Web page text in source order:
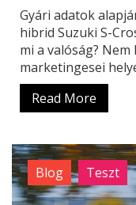
Gyári adatok
hibrid Suzuki S-
mi a valóság?
marketingesei
Read More
Blog Teszt